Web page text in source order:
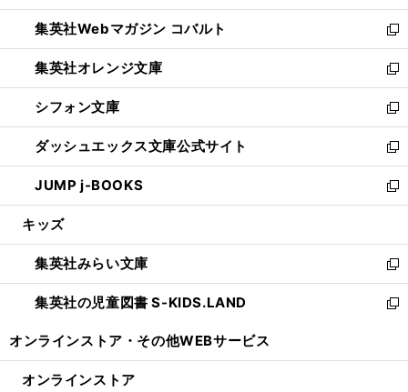
開
く
ウ
で
開
く
ン
ド
ウ
で
開
く
ウ
ィ
ン
ド
ウ
で
開
く
集英社Webマガジン コバルト
新
し
い
ウ
ィ
ン
ド
ウ
で
開
集英社オレンジ文庫
新
し
い
ウ
ィ
ン
ド
ウ
開
く
シフォン文庫
新
し
い
ウ
ィ
ン
ウ
で
開
く
ダッシュエックス文庫公式サイト
新
し
い
ウ
ン
ド
ウ
で
JUMP j-BOOKS
新
し
ウ
ィ
ン
ド
開
キッズ
集英社みらい文庫
新
し
い
ン
集英社の児童図書 S-KIDS.LAND
新
ウ
オンラインストア・ その他WEBサービス
オンラインストア